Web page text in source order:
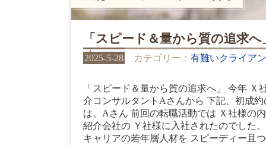
「スピード＆量から質の追求へ
2025-5-28 カテゴリー： 有難いクライア
「スピード＆量から質の追求へ」 今年 Ｘ
介コンサルタントAさんから 下記、初成
は、Aさん 前回の転職活動では Ｘ社様の
紹介会社の Ｙ社様に入社されたのでした
キャリアの若年層人材を スピーディー且